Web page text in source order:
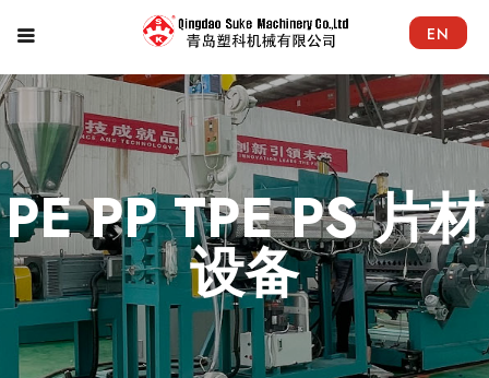
EN
PE PP TPE PS 片材
设备